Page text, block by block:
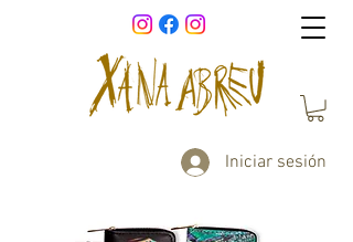
Iniciar sesión